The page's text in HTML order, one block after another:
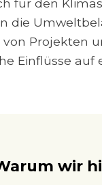
für den
die
Projekten
Einflüsse
wir